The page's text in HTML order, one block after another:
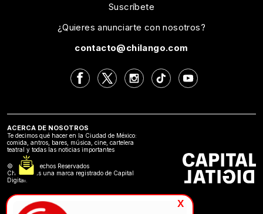
Suscríbete
¿Quieres anunciarte con nosotros?
contacto@chilango.com
ACERCA DE NOSOTROS
Te decimos qué hacer en la Ciudad de México:
comida, antros, bares, música, cine, cartelera
teatral y todas las noticias importantes
©2024 Derechos Reservados
Chilango es una marca registrado de Capital
Digital.
x